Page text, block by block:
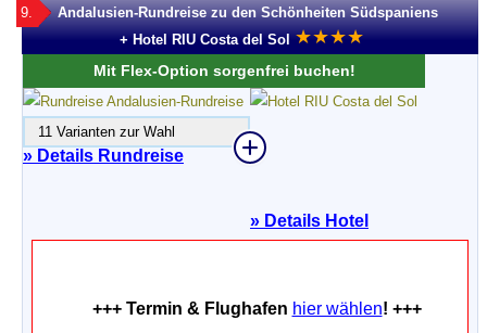
9.
Andalusien-Rundreise zu den Schönheiten Südspaniens
+ Hotel RIU Costa del Sol ★★★★
Mit Flex-Option sorgenfrei buchen!
» Details Rundreise
11 Varianten zur Wahl
» Details Hotel
+++ Termin & Flughafen hier wählen! +++